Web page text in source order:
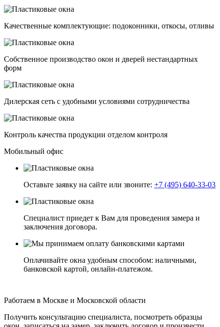
Качественные комплектующие: подоконники, откосы, отливы
Собственное производство окон и дверей нестандартных
форм
Дилерская сеть с удобными условиями сотрудничества
Контроль качества продукции отделом контроля
Мобильный офис
Оставьте заявку на сайте или звоните: +7 (495) 640-33-03
Cпециалист приедет к Вам для проведения замера и
заключения договора.
Оплачивайте окна удобным способом: наличными,
банковской картой, онлайн-платежом.
Работаем в Москве и Московской области
Получить консультацию специалиста, посмотреть образцы